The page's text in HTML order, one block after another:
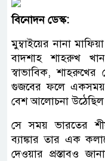
বিনোদন ডেস্ক:
মুম্বাইয়ের নানা
বাদশাহ শাহরুখ
স্বাভাবিক,
গুজবের ফলে একসময়
বেশ আলোচনা
সে সময় ভারতের
ব্যাঙ্কার তার এক
দেওয়ার প্রস্তাবও